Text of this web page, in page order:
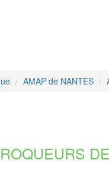
AMAP de NANTES